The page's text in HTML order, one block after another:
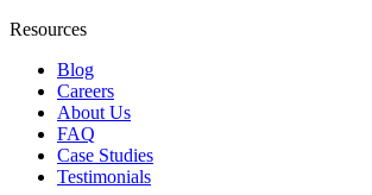
Resources
Blog
Careers
About Us
FAQ
Case Studies
Testimonials